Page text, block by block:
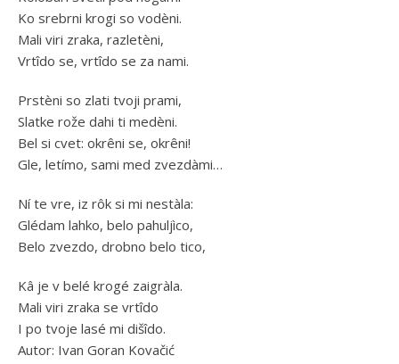
Ko srebrni krogi so vodèni.
Mali viri zraka, razletèni,
Vrtîdo se, vrtîdo se za nami.
Prstèni so zlati tvoji prami,
Slatke rože dahi ti medèni.
Bel si cvet: okrêni se, okrêni!
Gle, letímo, sami med zvezdàmi…
Ní te vre, iz rôk si mi nestàla:
Glédam lahko, belo pahuljìco,
Belo zvezdo, drobno belo tico,
Kâ je v belé krogé zaigràla.
Mali viri zraka se vrtîdo
I po tvoje lasé mi dišîdo.
Autor: Ivan Goran Kovačić